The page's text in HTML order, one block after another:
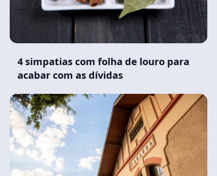
4 simpatias com folha de louro para
acabar com as dívidas